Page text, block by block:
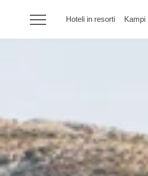
Hoteli in resorti Kampi
HR
Posebne ponudbe
Destinacije